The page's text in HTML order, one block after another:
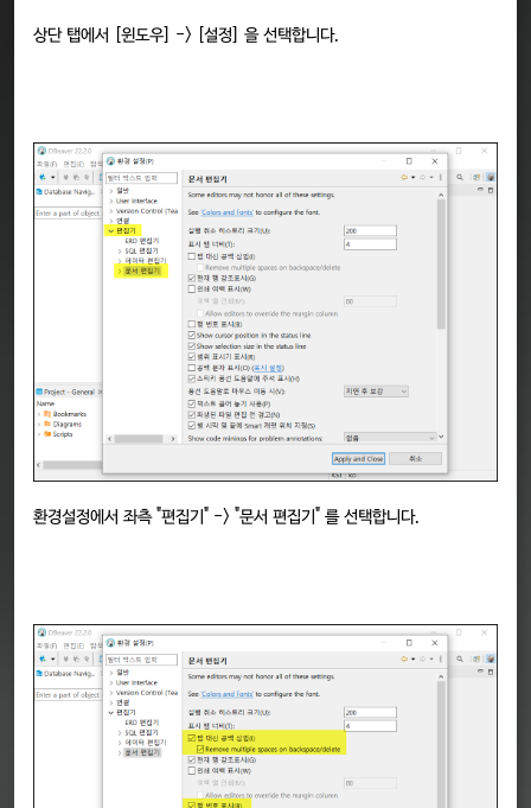
상단 탭에서 [윈도우] -> [설정] 을 선택합니다.
환경설정에서 좌측 "편집기" -> "문서 편집기" 를 선택합니다.